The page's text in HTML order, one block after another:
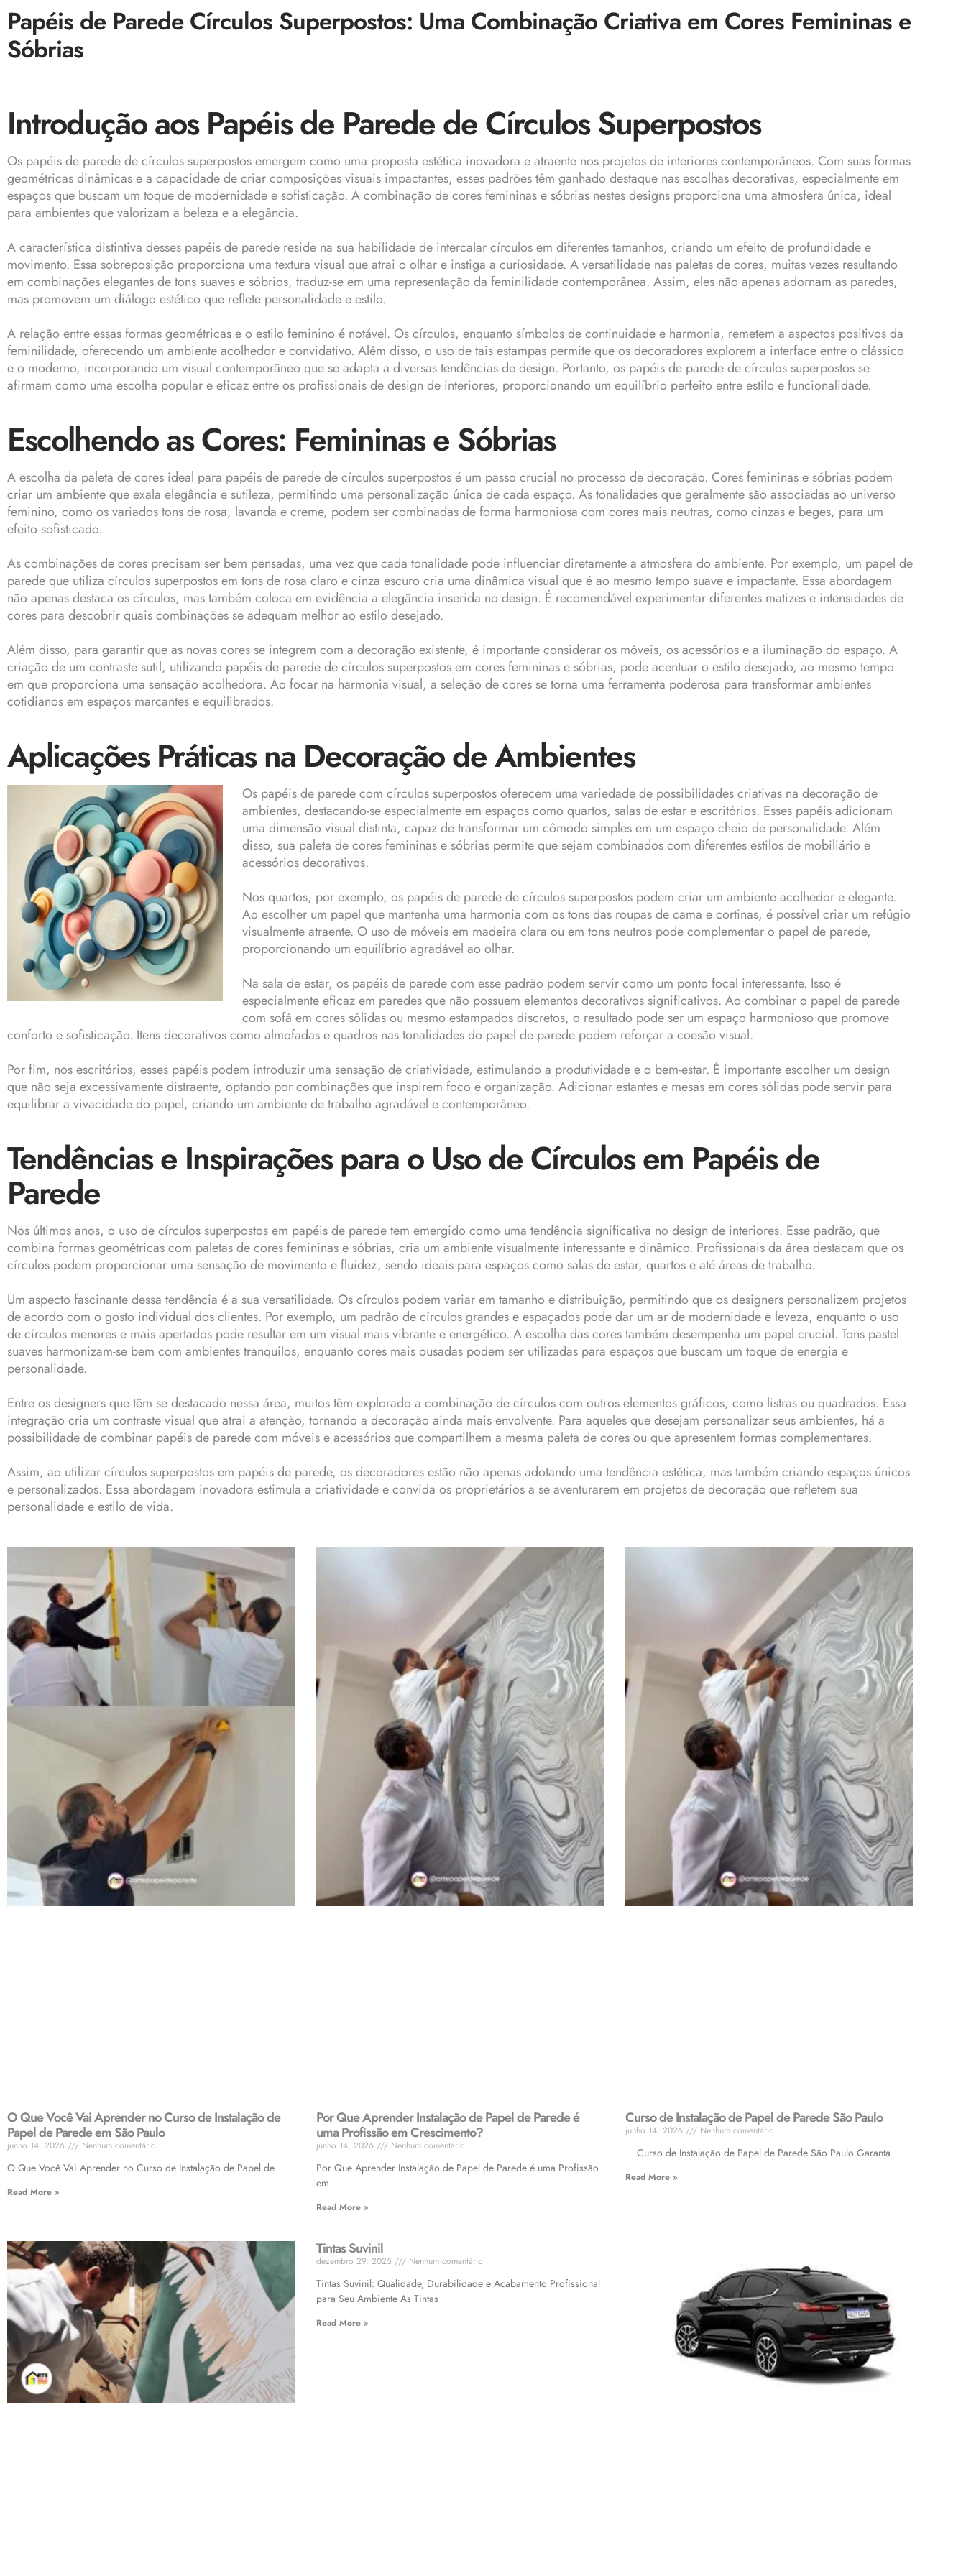
Papéis de Parede Círculos Superpostos: Uma Combinação Criativa em Cores Femininas e
Sóbrias
Introdução aos Papéis de Parede de Círculos Superpostos
Os papéis de paredede círculos superpostos emergem como uma proposta estética inovadora e atraente nos projetos de interiores contemporâneos. Com suas formas
geométricas dinâmicas e a capacidade de criar composições visuais impactantes, esses padrões têm ganhado destaque nas escolhas decorativas, especialmente em
espaços que buscam um toque de modernidade e sofisticação. A combinação de cores femininas e sóbrias nestes designs proporciona uma atmosfera única, ideal
para ambientes que valorizam a beleza e a elegância.
A característica distintiva desses papéis de parede reside na sua habilidade de intercalar círculos em diferentes tamanhos, criando um efeito de profundidade e
movimento. Essa sobreposição proporciona uma textura visual que atrai o olhar e instiga a curiosidade. A versatilidade nas paletas de cores, muitas vezes resultando
em combinações elegantes de tons suaves e sóbrios, traduz-se em uma representação da feminilidade contemporânea. Assim, eles não apenas adornam as paredes,
mas promovem um diálogo estético que reflete personalidade e estilo.
A relação entre essas formas geométricas e o estilo feminino é notável. Os círculos, enquanto símbolos de continuidade e harmonia, remetem a aspectos positivos da
feminilidade, oferecendo um ambiente acolhedor e convidativo. Além disso, o uso de tais estampas permite que os decoradores explorem a interface entre o clássico
e o moderno, incorporando um visual contemporâneo que se adapta a diversas tendências de design. Portanto, os papéis de parede de círculos superpostos se
afirmam como uma escolha popular e eficaz entre os profissionais de design de interiores, proporcionando um equilíbrio perfeito entre estilo e funcionalidade.
Escolhendo as Cores: Femininas e Sóbrias
A escolha da paleta de cores ideal para papéis de parede de círculos superpostos é um passo crucial no processo de decoração. Cores femininas e sóbrias podem
criar um ambiente que exala elegância e sutileza, permitindo uma personalização única de cada espaço. As tonalidades que geralmente são associadas ao universo
feminino, como os variados tons de rosa, lavanda e creme, podem ser combinadas de forma harmoniosa com cores mais neutras, como cinzas e beges, para um
efeito sofisticado.
As combinações de cores precisam ser bem pensadas, uma vez que cada tonalidade pode influenciar diretamente a atmosfera do ambiente. Por exemplo, um papel de
parede que utiliza círculos superpostos em tons de rosa claro e cinza escuro cria uma dinâmica visual que é ao mesmo tempo suave e impactante. Essa abordagem
não apenas destaca os círculos, mas também coloca em evidência a elegância inserida no design. É recomendável experimentar diferentes matizes e intensidades de
cores para descobrir quais combinações se adequam melhor ao estilo desejado.
Além disso, para garantir que as novas cores se integrem com a decoração existente, é importante considerar os móveis, os acessórios e a iluminação do espaço. A
criação de um contraste sutil, utilizando papéis de parede de círculos superpostos em cores femininas e sóbrias, pode acentuar o estilo desejado, ao mesmo tempo
em que proporciona uma sensação acolhedora. Ao focar na harmonia visual, a seleção de cores se torna uma ferramenta poderosa para transformar ambientes
cotidianos em espaços marcantes e equilibrados.
Aplicações Práticas na Decoração de Ambientes
Os papéis de parede com círculos superpostos oferecem uma variedade de possibilidades criativas na decoração de
ambientes, destacando-se especialmente em espaços como quartos, salas de estar e escritórios. Esses papéis adicionam
uma dimensão visual distinta, capaz de transformar um cômodo simples em um espaço cheio de personalidade. Além
disso, sua paleta de cores femininas e sóbrias permite que sejam combinados com diferentes estilos de mobiliário e
acessórios decorativos.
Nos quartos, por exemplo, os papéis de parede de círculos superpostos podem criar um ambiente acolhedor e elegante.
Ao escolher um papel que mantenha uma harmonia com os tons das roupas de cama e cortinas, é possível criar um refúgio
visualmente atraente. O uso de móveis em madeira clara ou em tons neutros pode complementar o papel de parede,
proporcionando um equilíbrio agradável ao olhar.
Na sala de estar, os papéis de parede com esse padrão podem servir como um ponto focal interessante. Isso é
especialmente eficaz em paredes que não possuem elementos decorativos significativos. Ao combinar o papel de parede
com sofá em cores sólidas ou mesmo estampados discretos, o resultado pode ser um espaço harmonioso que promove
conforto e sofisticação. Itens decorativos como almofadas e quadros nas tonalidades do papel de parede podem reforçar a coesão visual.
Por fim, nos escritórios, esses papéis podem introduzir uma sensação de criatividade, estimulando a produtividade e o bem-estar. É importante escolher um design
que não seja excessivamente distraente, optando por combinações que inspirem foco e organização. Adicionar estantes e mesas em cores sólidas pode servir para
equilibrar a vivacidade do papel, criando um ambiente de trabalho agradável e contemporâneo.
Tendências e Inspirações para o Uso de Círculos em Papéis de
Parede
Nos últimos anos, o uso de círculos superpostos em papéis de parede tem emergido como uma tendência significativa no design de interiores. Esse padrão, que
combina formas geométricas com paletas de cores femininas e sóbrias, cria um ambiente visualmente interessante e dinâmico. Profissionais da área destacam que os
círculos podem proporcionar uma sensação de movimento e fluidez, sendo ideais para espaços como salas de estar, quartos e até áreas de trabalho.
Um aspecto fascinante dessa tendência é a sua versatilidade. Os círculos podem variar em tamanho e distribuição, permitindo que os designers personalizem projetos
de acordo com o gosto individual dos clientes. Por exemplo, um padrão de círculos grandes e espaçados pode dar um ar de modernidade e leveza, enquanto o uso
de círculos menores e mais apertados pode resultar em um visual mais vibrante e energético. A escolha das cores também desempenha um papel crucial. Tons pastel
suaves harmonizam-se bem com ambientes tranquilos, enquanto cores mais ousadas podem ser utilizadas para espaços que buscam um toque de energia e
personalidade.
Entre os designers que têm se destacado nessa área, muitos têm explorado a combinação de círculos com outros elementos gráficos, como listras ou quadrados. Essa
integração cria um contraste visual que atrai a atenção, tornando a decoração ainda mais envolvente. Para aqueles que desejam personalizar seus ambientes, há a
possibilidade de combinar papéis de parede com móveis e acessórios que compartilhem a mesma paleta de cores ou que apresentem formas complementares.
Assim, ao utilizar círculos superpostos em papéis de parede, os decoradores estão não apenas adotando uma tendência estética, mas também criando espaços únicos
e personalizados. Essa abordagem inovadora estimula a criatividade e convida os proprietários a se aventurarem em projetos de decoração que refletem sua
personalidade e estilo de vida.
O Que Você Vai Aprender no Curso de Instalação de
Papel de Parede em São Paulo
junho 14, 2026 Nenhum comentário
O Que Você Vai Aprender no Curso de Instalação de Papel de
Read More »
Por Que Aprender Instalação de Papel de Parede é
uma Profissão em Crescimento?
junho 14, 2026 Nenhum comentário
Por Que Aprender Instalação de Papel de Parede é uma Profissão
em
Read More »
Curso de Instalação de Papel de Parede São Paulo
junho 14, 2026 Nenhum comentário
Curso de Instalação de Papel de Parede São Paulo Garanta
Read More »
Tintas Suvinil
dezembro 29, 2025 Nenhum comentário
Tintas Suvinil: Qualidade, Durabilidade e Acabamento Profissional
para Seu Ambiente As Tintas
Read More »